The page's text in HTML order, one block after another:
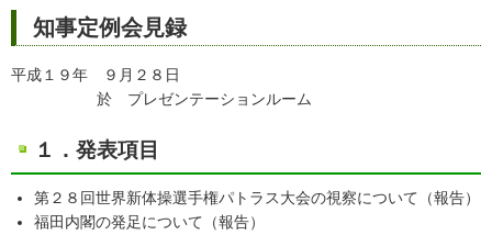
知事定例会見録
平成１９年 ９月２８日
於 プレゼンテーションルーム
１．発表項目
第２８回世界新体操選手権パトラス大会の視察について（報告）
福田内閣の発足について（報告）